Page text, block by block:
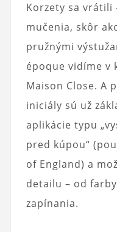
Korzety sa vrátili
mučenia, skôr
pružnými
époque vidíme v
Maison Close. A
iniciály sú už
aplikácie typu
pred kúpou“
of England) a
detailu – od
zapínania.